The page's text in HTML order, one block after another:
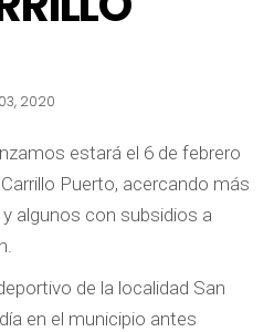
2020
estará el 6 de febrero
Puerto, acercando más
algunos con subsidios a
de la localidad San
en el municipio antes